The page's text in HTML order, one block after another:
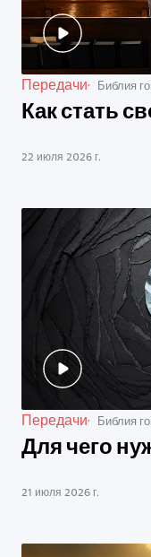
Передачи Библия
Как стать
22 июля 2026 г.
Передачи Библия
Для чего
21 июля 2026 г.